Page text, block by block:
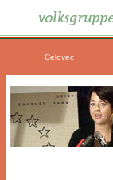
Celovec